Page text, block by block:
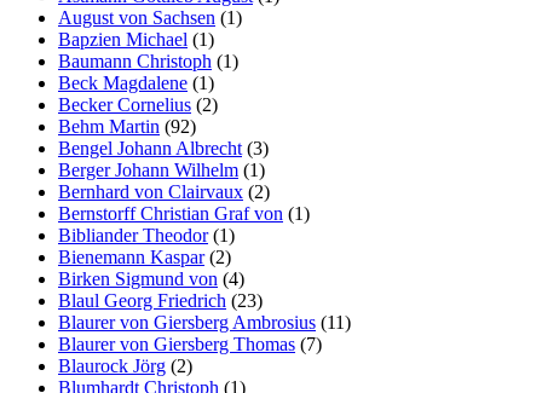
August von Sachsen (1)
Bapzien Michael (1)
Baumann Christoph (1)
Beck Magdalene (1)
Becker Cornelius (2)
Behm Martin (92)
Bengel Johann Albrecht (3)
Berger Johann Wilhelm (1)
Bernhard von Clairvaux (2)
Bernstorff Christian Graf von (1)
Bibliander Theodor(1)
Bienemann Kaspar(2)
Birken Sigmund von (4)
Blaul Georg Friedrich (23)
Blaurer von Giersberg Ambrosius (11)
Blaurer von Giersberg Thomas (7)
Blaurock Jörg (2)
Blumhardt Christoph (1)